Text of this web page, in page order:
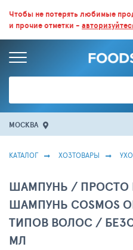
ВСЕ СКИДКИ И ВЫГОДНЫЕ ЦЕНЫ НА
БОЛЬШЕ 100 000 ТОВАРОВ. ЕЖЕДНЕВНОЕ
Чтобы не потерять любимые
и прочие отметки -
МОСКВА
КАТАЛОГ ХОЗТОВАРЫ
ШАМПУНЬ / ПРОСТО
ШАМПУНЬ COSMOS
ТИПОВ ВОЛОС /
МЛ